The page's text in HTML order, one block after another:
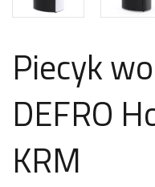
Piecyk
DEFRO
KRM